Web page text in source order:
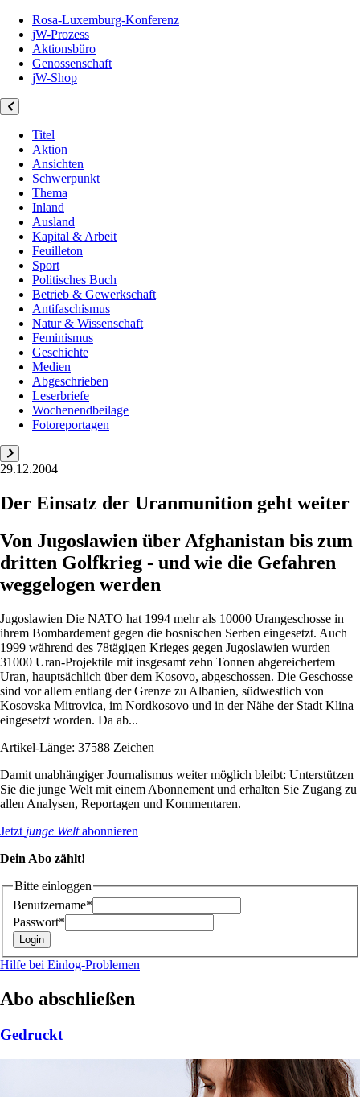
Rosa-Luxemburg-Konferenz
jW-Prozess
Aktionsbüro
Genossenschaft
jW-Shop
Titel
Aktion
Ansichten
Schwerpunkt
Thema
Inland
Ausland
Kapital & Arbeit
Feuilleton
Sport
Politisches Buch
Betrieb & Gewerkschaft
Antifaschismus
Natur & Wissenschaft
Feminismus
Geschichte
Medien
Abgeschrieben
Leserbriefe
Wochenendbeilage
Fotoreportagen
29.12.2004
Der Einsatz der Uranmunition geht weiter
Von Jugoslawien über Afghanistan bis zum
dritten Golfkrieg - und wie die Gefahren
weggelogen werden
Jugoslawien Die NATO hat 1994 mehr als 10000 Urangeschosse in
ihrem Bombardement gegen die bosnischen Serben eingesetzt. Auch
1999 während des 78tägigen Krieges gegen Jugoslawien wurden
31000 Uran-Projektile mit insgesamt zehn Tonnen abgereichertem
Uran, hauptsächlich über dem Kosovo, abgeschossen. Die Geschosse
sind vor allem entlang der Grenze zu Albanien, südwestlich von
Kosovska Mitrovica, im Nordkosovo und in der Nähe der Stadt Klina
eingesetzt worden. Da ab...
Artikel-Länge: 37588 Zeichen
Damit unabhängiger Journalismus weiter möglich bleibt: Unterstützen
Sie die junge Welt mit einem Abonnement und erhalten Sie Zugang zu
allen Analysen, Reportagen und Kommentaren.
Jetzt junge Weltabonnieren
Dein Abo zählt!
Bitte einloggen
Benutzername*
Passwort*
Hilfe bei Einlog-Problemen
Abo abschließen
Gedruckt